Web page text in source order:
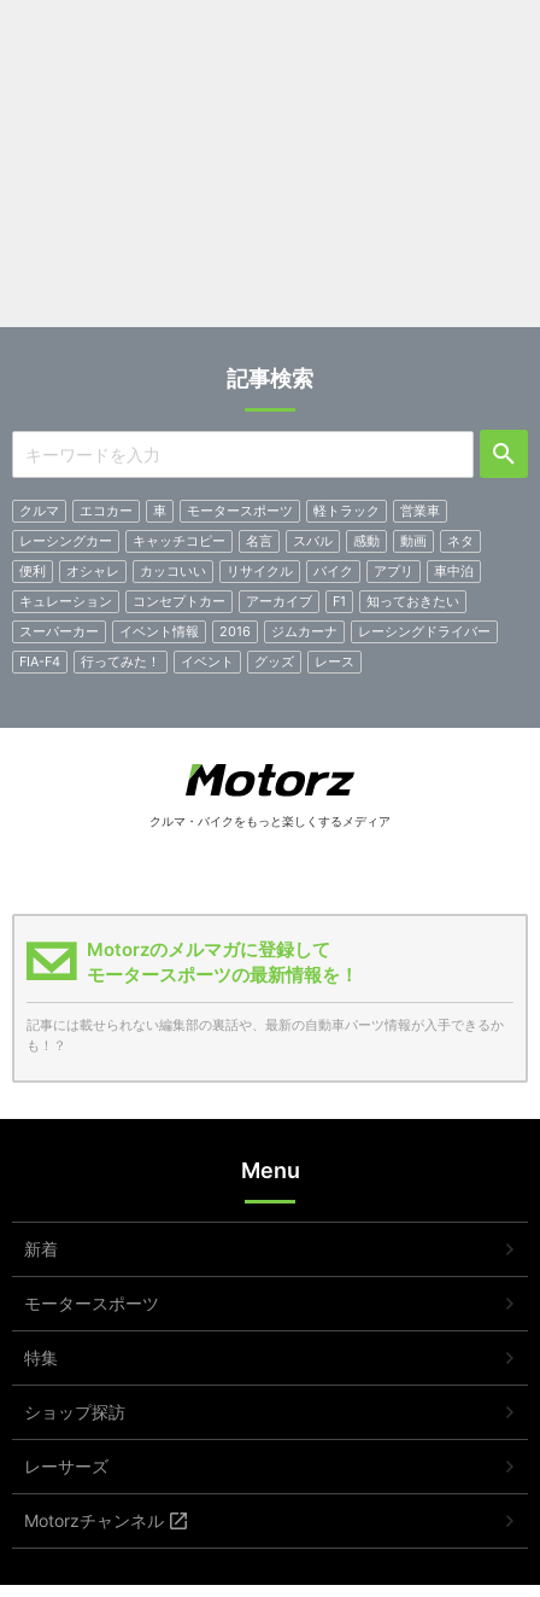
記事検索
クルマ エコカー 車 モータースポーツ 軽トラック
営業車
レーシングカー
キャッチコピー 名言 スバル 感動 動画
ネタ
便利
オシャレ カッコいい リサイクル バイク アプリ
車中泊
キュレーション
コンセプトカー アーカイブ F1
知っておきたい
スーパーカー
イベント情報 2016 ジムカーナ
レーシングドライバー
FIA-F4
行ってみた！ イベント グッズ レース
クルマ・バイクをもっと楽しくするメディア
Motorzのメルマガに登録して
モータースポーツの最新情報を！
記事には載せられない編集部の裏話や、最新の自動車パーツ情報が入手できるか
も！？
Menu
新着
モータースポーツ
特集
ショップ探訪
レーサーズ
Motorzチャンネル